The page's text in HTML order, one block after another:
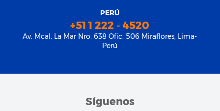
PERÚ
+51 1 222 - 4520
Av. Mcal. La Mar Nro. 638 Ofic. 506 Miraflores, Lima-
Perú
Síguenos